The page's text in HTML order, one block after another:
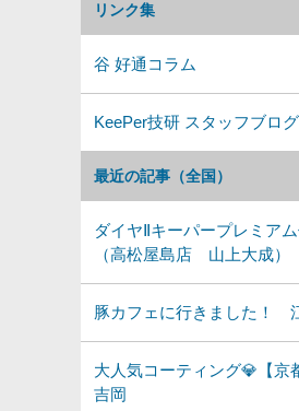
最近の記事（全国）
ダイヤⅡキーパープレミア
（高松屋島店 山上大成）
豚カフェに行きました！
大人気コーティング💎【京
吉岡
リンク集
谷 好通コラム
KeePer技研 スタッフブログ